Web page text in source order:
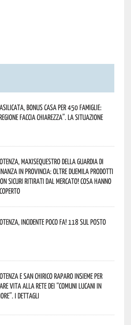
Bonus casa per 450 famiglie:
faccia chiarezza”. La situazione
maxisequestro della Guardia di
in provincia: oltre duemila prodotti
sicuri ritirati dal mercato! Cosa hanno
incidente poco fa! 118 sul posto
e San Chirico Raparo insieme per
vita alla rete dei “Comuni Lucani in
I dettagli